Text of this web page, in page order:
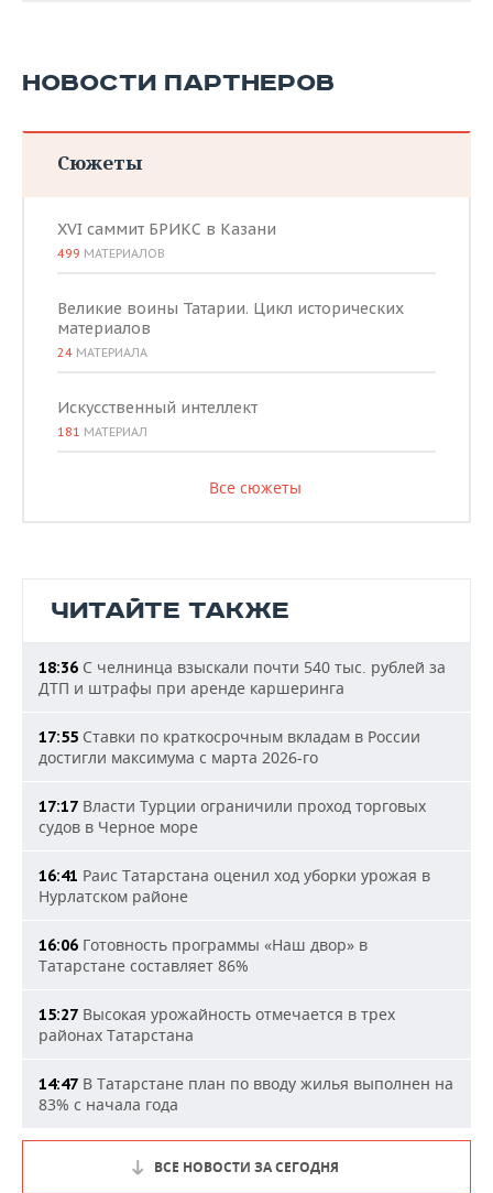
НОВОСТИ ПАРТНЕРОВ
Сюжеты
XVI саммит БРИКС в Казани
499 МАТЕРИАЛОВ
Великие воины Татарии. Цикл исторических
материалов
24 МАТЕРИАЛА
Искусственный интеллект
181 МАТЕРИАЛ
Все сюжеты
ЧИТАЙТЕ ТАКЖЕ
18:36 С челнинца взыскали почти 540 тыс. рублей за
ДТП и штрафы при аренде каршеринга
17:55 Ставки по краткосрочным вкладам в России
достигли максимума с марта 2026-го
17:17 Власти Турции ограничили проход торговых
судов в Черное море
16:41 Раис Татарстана оценил ход уборки урожая в
Нурлатском районе
16:06 Готовность программы «Наш двор» в
Татарстане составляет 86%
15:27 Высокая урожайность отмечается в трех
районах Татарстана
14:47 В Татарстане план по вводу жилья выполнен на
83% с начала года
ВСЕ НОВОСТИ ЗА СЕГОДНЯ